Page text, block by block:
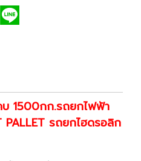
บ 1500กก.รถยกไฟฟ้า
PALLET รถยกไฮดรอลิก